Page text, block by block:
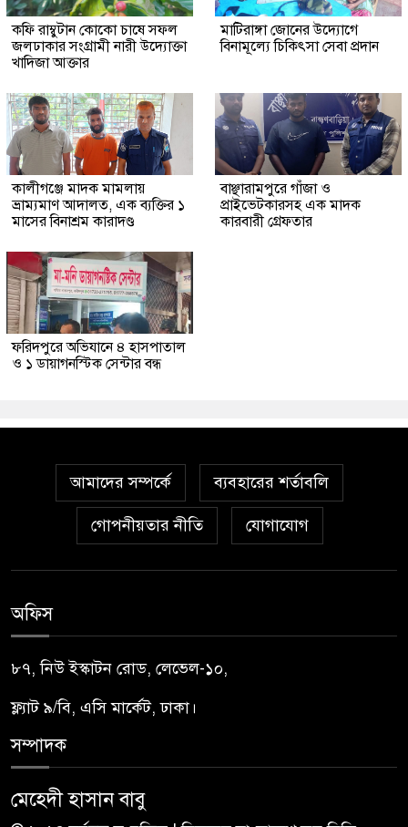
কফি রাম্বুটান কোকো চাষে সফল
জলঢাকার সংগ্রামী নারী উদ্যোক্তা
খাদিজা আক্তার
মাটিরাঙ্গা জোনের উদ্যোগে
বিনামূল্যে চিকিৎসা সেবা প্রদান
কালীগঞ্জে মাদক মামলায়
ভ্রাম্যমাণ আদালত, এক ব্যক্তির ১
মাসের বিনাশ্রম কারাদণ্ড
বাঞ্ছারামপুরে গাঁজা ও
প্রাইভেটকারসহ এক মাদক
কারবারী গ্রেফতার
ফরিদপুরে অভিযানে ৪ হাসপাতাল
ও ১ ডায়াগনস্টিক সেন্টার বন্ধ
আমাদের সম্পর্কে ব্যবহারের শর্তাবলি
গোপনীয়তার নীতি যোগাযোগ
অফিস
৮৭, নিউ ইস্কাটন রোড, লেভেল-১০,
ফ্ল্যাট ৯/বি, এসি মার্কেট, ঢাকা।
সম্পাদক
মেহেদী হাসান বাবু